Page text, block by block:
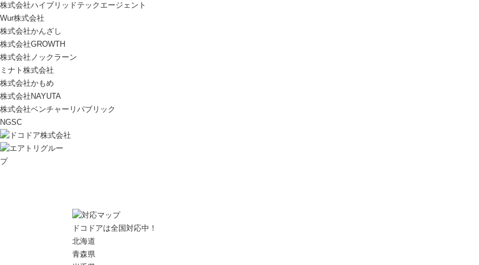
株式会社ハイブリッドテックエージェント
Wur株式会社
株式会社かんざし
株式会社GROWTH
株式会社ノックラーン
ミナト株式会社
株式会社かもめ
株式会社NAYUTA
株式会社ベンチャーリパブリック
NGSC
ドコドアは全国対応中！
北海道
青森県